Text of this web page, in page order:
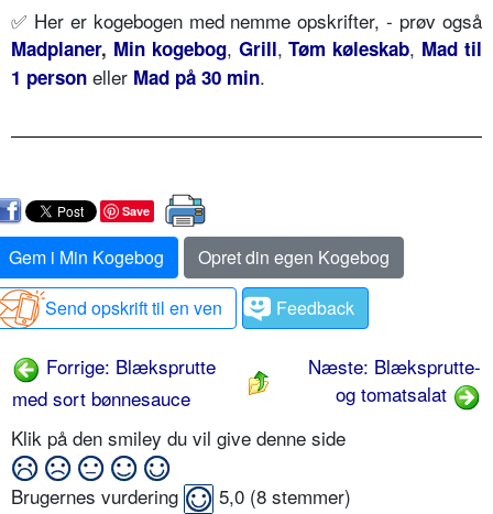
✅ Her er kogebogen med nemme opskrifter, - prøv også
Madplaner, Min kogebog, Grill,Tøm køleskab, Mad til
1 person eller Mad på 30 min.
Save
Gem i Min Kogebog
Opret din egen Kogebog
Send opskrift til en ven
Feedback
Forrige: Blæksprutte
med sort bønnesauce
Næste: Blæksprutte-
og tomatsalat
Klik på den smiley du vil give denne side
Brugernes vurdering 5,0 (8 stemmer)